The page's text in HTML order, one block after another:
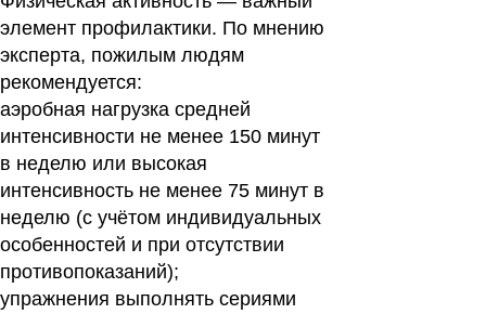
элемент профилактики. По мнению
эксперта, пожилым людям
рекомендуется:
аэробная нагрузка средней
интенсивности не менее 150 минут
в неделю или высокая
интенсивность не менее 75 минут в
неделю (с учётом индивидуальных
особенностей и при отсутствии
противопоказаний);
упражнения выполнять сериями